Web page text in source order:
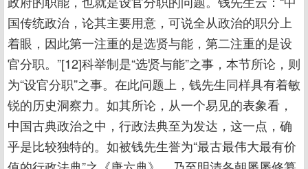
国传统政治，论其主要用意，可说全从政治的职分上
着眼，因此第一注重的是选贤与能，第二注重的是设
官分职。”[12]科举制是“选贤与能”之事，本节所论，则
为“设官分职”之事。在此问题上，钱先生同样具有着敏
锐的历史洞察力。如其所论，从一个易见的表象看，
中国古典政治之中，行政法典至为发达，这一点，确
乎是比较独特的。如被钱先生誉为“最古最伟大最有价